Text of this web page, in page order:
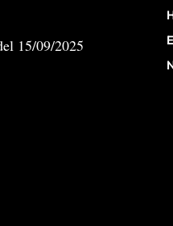
15/09/2025